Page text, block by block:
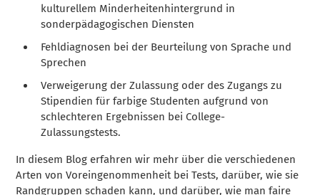
kulturellem Minderheitenhintergrund in
sonderpädagogischen Diensten
Fehldiagnosen bei der Beurteilung von Sprache und
Sprechen
Verweigerung der Zulassung oder des Zugangs zu
Stipendien für farbige Studenten aufgrund von
schlechteren Ergebnissen bei College-
Zulassungstests.
In diesem Blog erfahren wir mehr über die verschiedenen
Arten von Voreingenommenheit bei Tests, darüber, wie sie
Randgruppen schaden kann, und darüber, wie man faire